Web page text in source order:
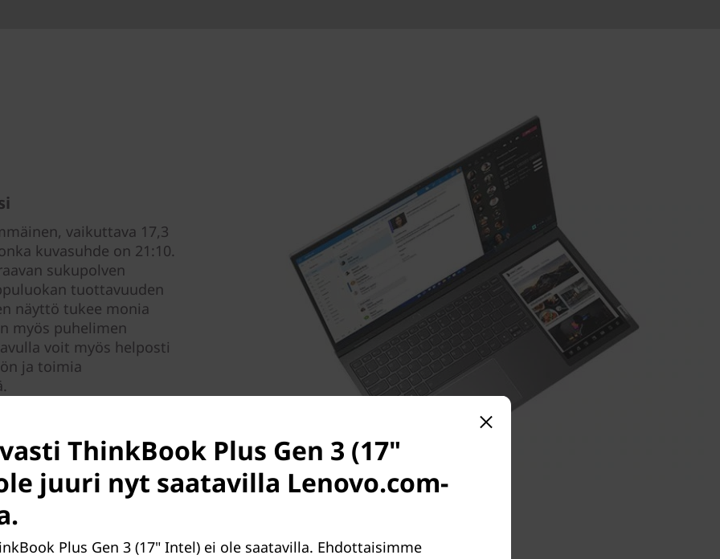
vaikuttava 17,3
kuvasuhde on 21:10.
sukupolven
tuottavuuden
näyttö tukee monia
myös puhelimen
voit myös helposti
ja toimia
ThinkBook Plus Gen 3 (17"
juuri nyt saatavilla Lenovo.com-
Plus Gen 3 (17" Intel) ei ole saatavilla. Ehdottaisimme